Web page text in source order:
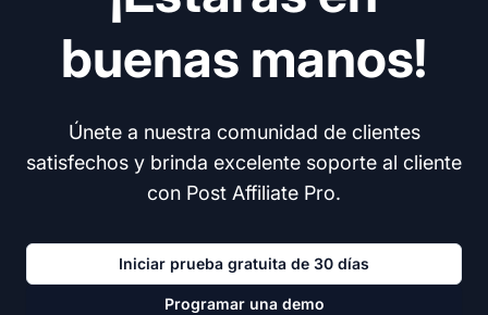
buenas manos!
Únete a nuestra comunidad de clientes
satisfechos y brinda excelente soporte al cliente
con Post Affiliate Pro.
Iniciar prueba gratuita de 30 días
Programar una demo